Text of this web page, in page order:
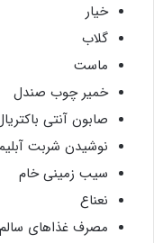
خیار
گلاب
ماست
خمیر چوب صندل
صابون آنتی
نوشیدن شربت
سیب زمینی خام
نعناع
مصرف غذاهای سالم